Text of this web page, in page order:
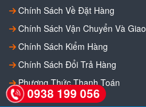
Chính Sách Về Đặt Hàng
Chính Sách Vận Chuyển Và
Chính Sách Kiểm Hàng
Chính Sách Đổi Trả Hàng
Phương Thức Thanh Toán
0938 199 056